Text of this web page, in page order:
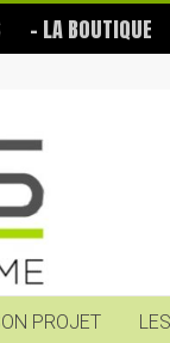
– LA BOUTIQUE
PROJET